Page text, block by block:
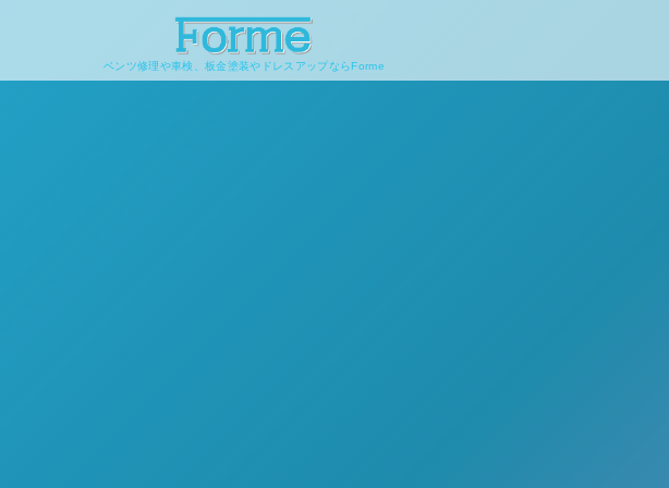
ベンツ修理や車検、板金塗装やドレスアップならForme